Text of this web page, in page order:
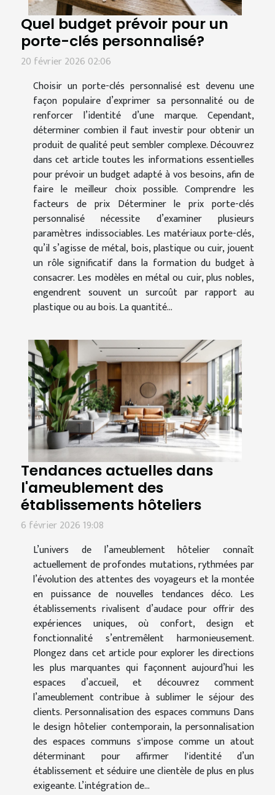
Quel budget prévoir pour un
porte-clés personnalisé?
20 février 2026 02:06
Choisir un porte-clés personnalisé est devenu une
façon populaire d’exprimer sa personnalité ou de
renforcer l’identité d’une marque. Cependant,
déterminer combien il faut investir pour obtenir un
produit de qualité peut sembler complexe. Découvrez
dans cet article toutes les informations essentielles
pour prévoir un budget adapté à vos besoins, afin de
faire le meilleur choix possible. Comprendre les
facteurs de prix Déterminer le prix porte-clés
personnalisé nécessite d’examiner plusieurs
paramètres indissociables. Les matériaux porte-clés,
qu’il s’agisse de métal, bois, plastique ou cuir, jouent
un rôle significatif dans la formation du budget à
consacrer. Les modèles en métal ou cuir, plus nobles,
engendrent souvent un surcoût par rapport au
plastique ou au bois. La quantité...
Tendances actuelles dans
l'ameublement des
établissements hôteliers
6 février 2026 19:08
L’univers de l’ameublement hôtelier connaît
actuellement de profondes mutations, rythmées par
l’évolution des attentes des voyageurs et la montée
en puissance de nouvelles tendances déco. Les
établissements rivalisent d’audace pour offrir des
expériences uniques, où confort, design et
fonctionnalité s’entremêlent harmonieusement.
Plongez dans cet article pour explorer les directions
les plus marquantes qui façonnent aujourd’hui les
espaces d’accueil, et découvrez comment
l’ameublement contribue à sublimer le séjour des
clients. Personnalisation des espaces communs Dans
le design hôtelier contemporain, la personnalisation
des espaces communs s'impose comme un atout
déterminant pour affirmer l'identité d’un
établissement et séduire une clientèle de plus en plus
exigeante. L’intégration de...